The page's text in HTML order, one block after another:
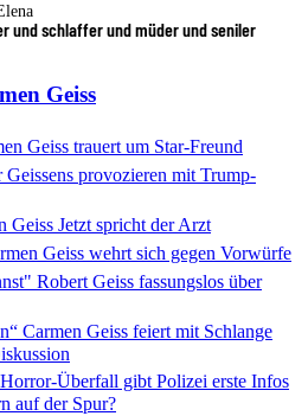
und schlaffer und müder und seniler
Geiss
Geiss trauert um Star-Freund
Geissens provozieren mit Trump-
Geiss Jetzt spricht der Arzt
Geiss wehrt sich gegen Vorwürfe
Robert Geiss fassungslos über
Carmen Geiss feiert mit Schlange
Überfall gibt Polizei erste Infos
auf der Spur?